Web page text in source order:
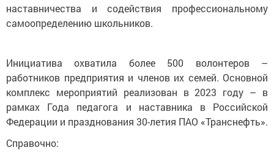
самоопределению школьников.
работников предприятия и членов их семей. Основной
комплекс мероприятий реализован в 2023 году – в
рамках Года педагога и наставника в Российской
Федерации и празднования 30-летия ПАО «Транснефть».